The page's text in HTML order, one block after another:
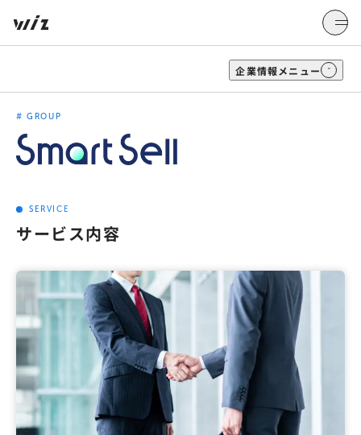
#GROUP
SERVICE
サービス内容
企業情報メニュー